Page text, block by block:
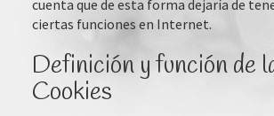
cuenta que de esta forma dejaría de
ciertas funciones en Internet.
Definición y función de
Cookies